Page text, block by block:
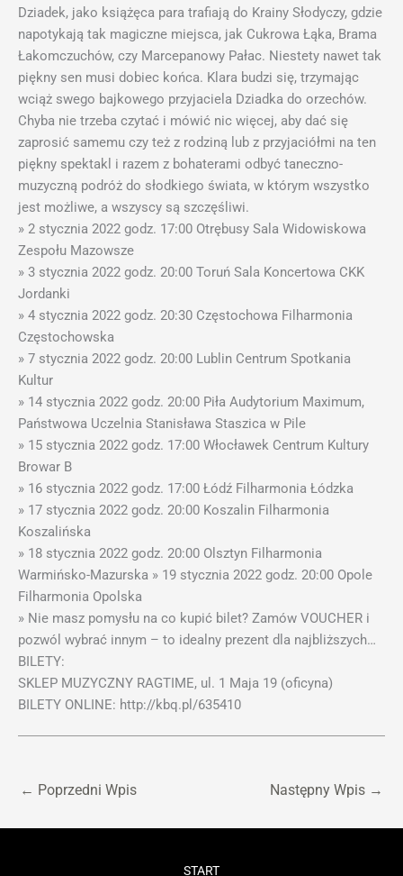
Dziadek, jako książęca para trafiają do Krainy Słodyczy, gdzie
napotykają tak magiczne miejsca, jak Cukrowa Łąka, Brama
Łakomczuchów, czy Marcepanowy Pałac. Niestety nawet tak
piękny sen musi dobiec końca. Klara budzi się, trzymając
wciąż swego bajkowego przyjaciela Dziadka do orzechów.
Chyba nie trzeba czytać i mówić nic więcej, aby dać się
zaprosić samemu czy też z rodziną lub z przyjaciółmi na ten
piękny spektakl i razem z bohaterami odbyć taneczno-
muzyczną podróż do słodkiego świata, w którym wszystko
jest możliwe, a wszyscy są szczęśliwi.
» 2 stycznia 2022 godz. 17:00 Otrębusy Sala Widowiskowa
Zespołu Mazowsze
» 3 stycznia 2022 godz. 20:00 Toruń Sala Koncertowa CKK
Jordanki
» 4 stycznia 2022 godz. 20:30 Częstochowa Filharmonia
Częstochowska
» 7 stycznia 2022 godz. 20:00 Lublin Centrum Spotkania
Kultur
» 14 stycznia 2022 godz. 20:00 Piła Audytorium Maximum,
Państwowa Uczelnia Stanisława Staszica w Pile
» 15 stycznia 2022 godz. 17:00 Włocławek Centrum Kultury
Browar B
» 16 stycznia 2022 godz. 17:00 Łódź Filharmonia Łódzka
» 17 stycznia 2022 godz. 20:00 Koszalin Filharmonia
Koszalińska
» 18 stycznia 2022 godz. 20:00 Olsztyn Filharmonia
Warmińsko-Mazurska » 19 stycznia 2022 godz. 20:00 Opole
Filharmonia Opolska
» Nie masz pomysłu na co kupić bilet? Zamów VOUCHER i
pozwól wybrać innym – to idealny prezent dla najbliższych…
BILETY:
SKLEP MUZYCZNY RAGTIME, ul. 1 Maja 19 (oficyna)
BILETY ONLINE: http://kbq.pl/635410
← Poprzedni Wpis Następny Wpis →
START